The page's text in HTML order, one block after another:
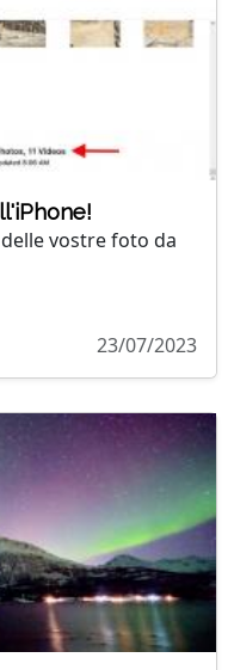
vostre foto da
23/07/2023